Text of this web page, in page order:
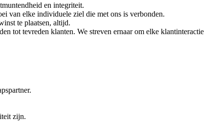
en integriteit.
van elke individuele ziel die met ons is verbonden.
te plaatsen, altijd.
tot tevreden klanten. We streven ernaar om elke klantinteractie
zijn.